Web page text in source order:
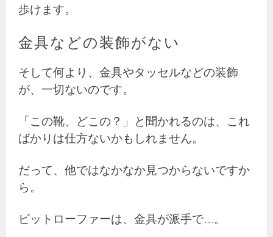
歩けます。
金具などの装飾がない
そして何より、金具やタッセルなどの装飾
が、一切ないのです。
「この靴、どこの？」と聞かれるのは、これ
ばかりは仕方ないかもしれません。
だって、他ではなかなか見つからないですか
ら。
ビットローファーは、金具が派手で…。